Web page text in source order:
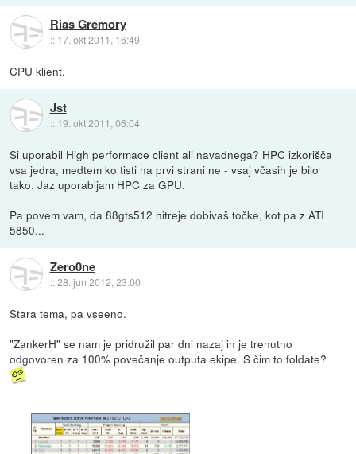
Rias Gremory
:: 17. okt 2011, 16:49
CPU klient.
Jst
:: 19. okt 2011, 06:04
Si uporabil High performace client ali navadnega? HPC izkorišča
vsa jedra, medtem ko tisti na prvi strani ne - vsaj včasih je bilo
tako. Jaz uporabljam HPC za GPU.
Pa povem vam, da 88gts512 hitreje dobivaš točke, kot pa z ATI
5850...
Zero0ne
::28. jun 2012, 23:00
Stara tema, pa vseeno.
"ZankerH" se nam je pridružil par dni nazaj in je trenutno
odgovoren za 100% povečanje outputa ekipe. S čim to foldate?